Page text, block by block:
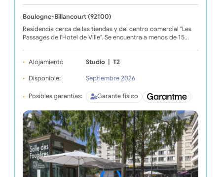
Boulogne-Billancourt (92100)
Residencia cerca de las tiendas y del centro comercial "Les
Passages de l'Hotel de Ville". Se encuentra a menos de 15…
Alojamiento Studio | T2
Disponible: Septiembre 2026
Posibles garantías: Garante físico